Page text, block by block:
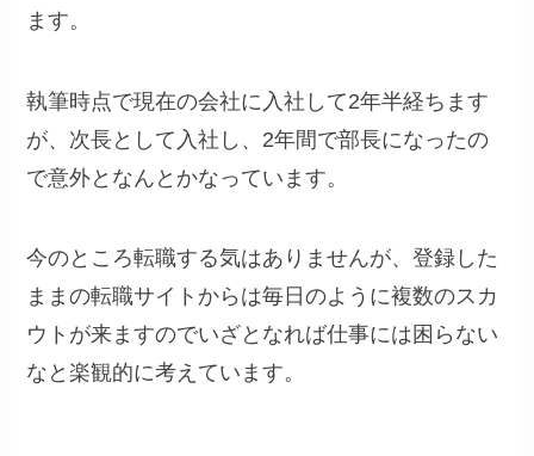
ます。
執筆時点で現在の会社に入社して2年半経ちます
が、次長として入社し、2年間で部長になったの
で意外となんとかなっています。
今のところ転職する気はありませんが、登録した
ままの転職サイトからは毎日のように複数のスカ
ウトが来ますのでいざとなれば仕事には困らない
なと楽観的に考えています。